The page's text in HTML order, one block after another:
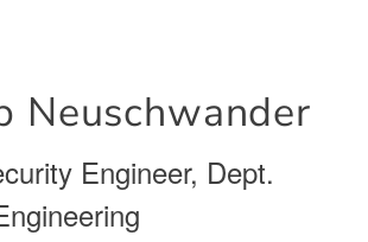
Neuschwander
Engineer, Dept.